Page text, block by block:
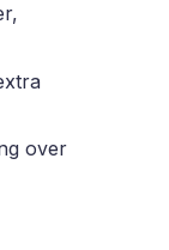
over